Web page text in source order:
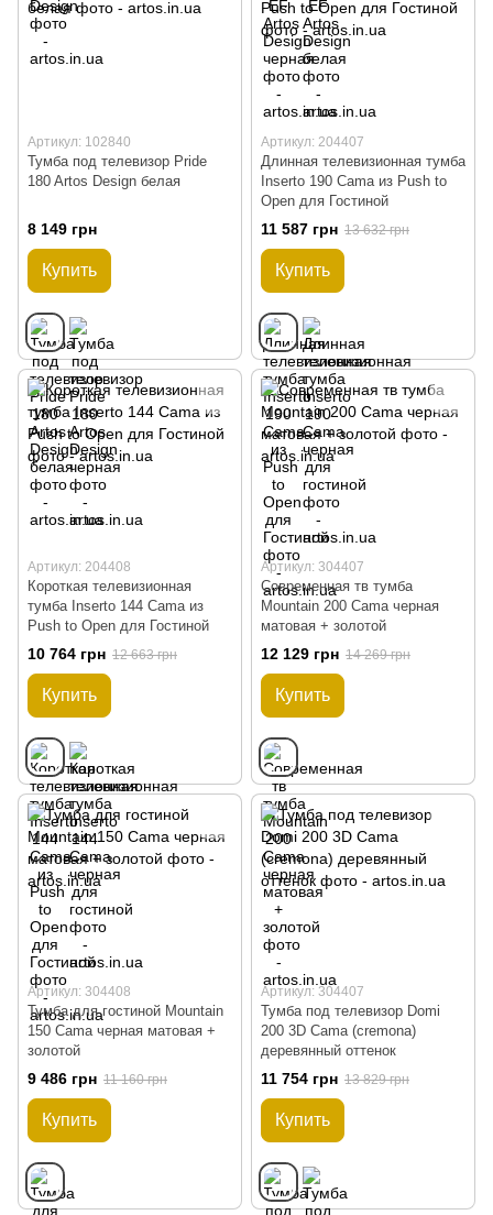
Артикул: 102840
Тумба под телевизор Pride
180 Artos Design белая
8 149 грн
Купить
Артикул: 204407
Длинная телевизионная тумба
Inserto 190 Cama из Push to
Open для Гостиной
11 587 грн 13 632 грн
Купить
Артикул: 204408
Короткая телевизионная
тумба Inserto 144 Cama из
Push to Open для Гостиной
10 764 грн 12 663 грн
Купить
Артикул: 304407
Современная тв тумба
Mountain 200 Cama черная
матовая + золотой
12 129 грн 14 269 грн
Купить
Артикул: 304408
Тумба для гостиной Mountain
150 Cama черная матовая +
золотой
9 486 грн 11 160 грн
Купить
Артикул: 304407
Тумба под телевизор Domi
200 3D Cama (cremona)
деревянный оттенок
11 754 грн 13 829 грн
Купить